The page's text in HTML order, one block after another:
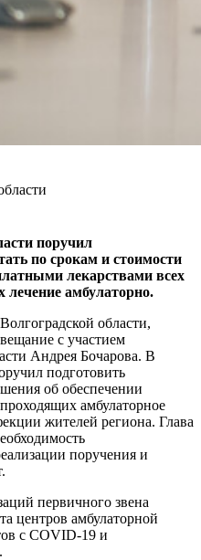
поручил
по срокам и стоимости
лекарствами всех
амбулаторно.
области,
с участием
Андрея Бочарова. В
подготовить
об обеспечении
амбулаторное
жителей региона. Глава
поручения и
первичного звена
центров амбулаторной
с COVID-19 и